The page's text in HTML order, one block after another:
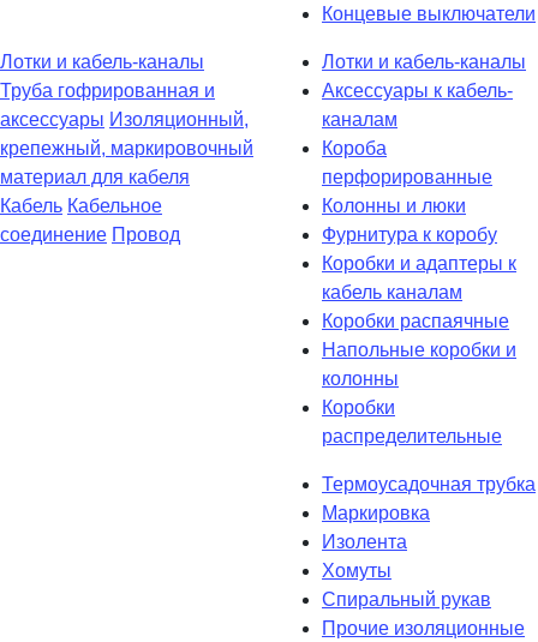
Концевые выключатели
Лотки и кабель-каналы
Труба гофрированная и
аксессуары Изоляционный,
крепежный, маркировочный
материал для кабеля
Кабель Кабельное
соединение Провод
Лотки и кабель-каналы
Аксессуары к кабель-
каналам
Короба
перфорированные
Колонны и люки
Фурнитура к коробу
Коробки и адаптеры к
кабель каналам
Коробки распаячные
Напольные коробки и
колонны
Коробки
распределительные
Термоусадочная трубка
Маркировка
Изолента
Хомуты
Спиральный рукав
Прочие изоляционные